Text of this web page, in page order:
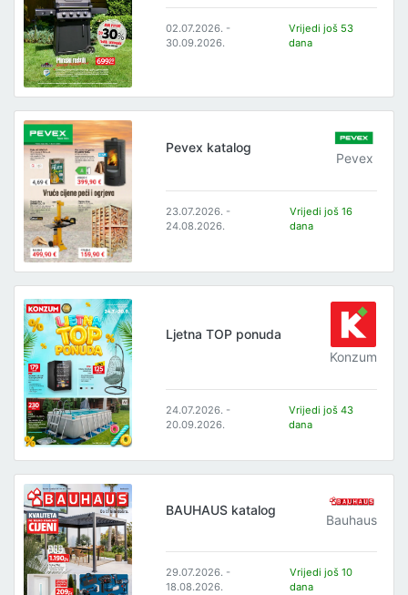
02.07.2026. -
30.09.2026.
Vrijedi još 53
dana
Pevex katalog
Pevex
23.07.2026. -
24.08.2026.
Vrijedi još 16
dana
Ljetna TOP ponuda
Konzum
24.07.2026. -
20.09.2026.
Vrijedi još 43
dana
BAUHAUS katalog
Bauhaus
29.07.2026. -
18.08.2026.
Vrijedi još 10
dana